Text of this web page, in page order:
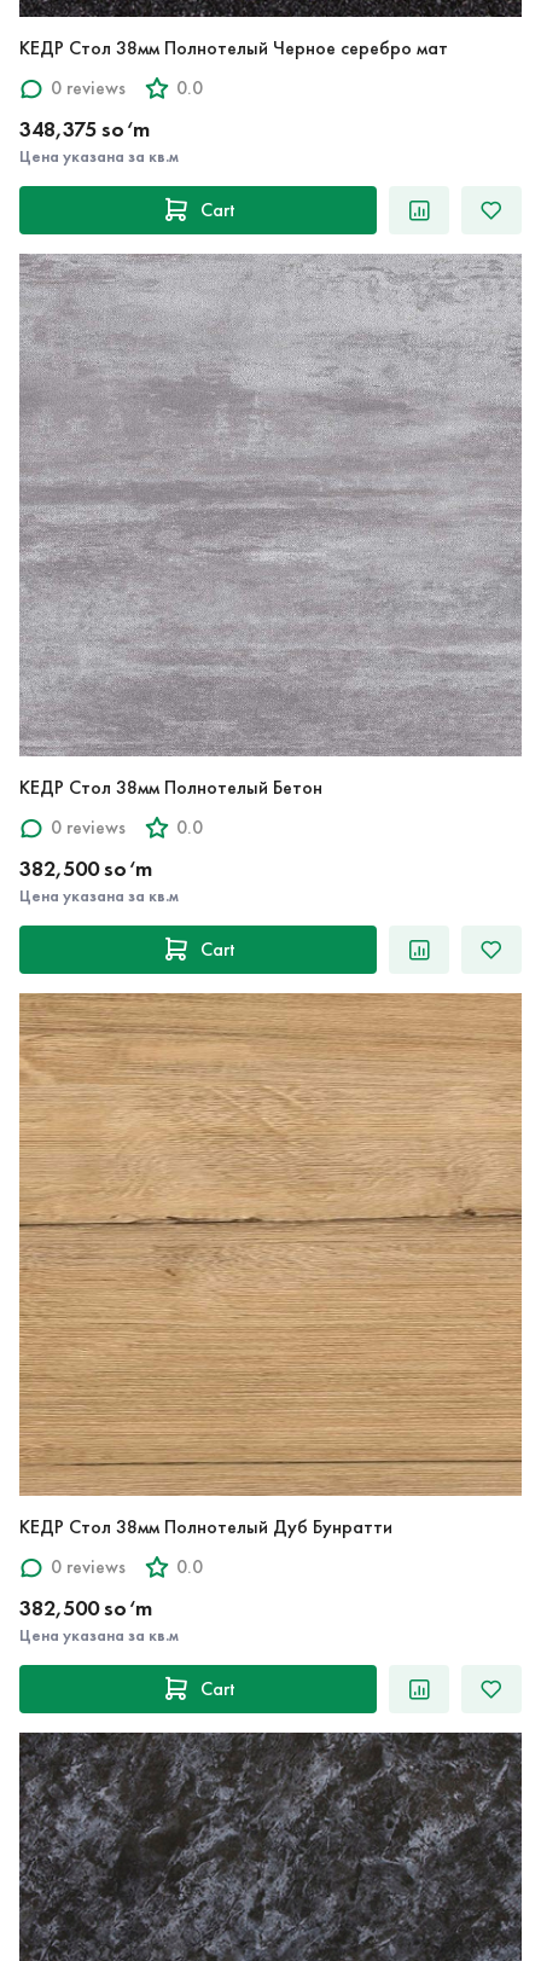
КЕДР Стол 38мм Полнотелый Черное серебро мат
0 reviews
0.0
348,375 so‘m
Цена указана за кв.м
Cart
КЕДР Стол 38мм Полнотелый Бетон
0 reviews
0.0
382,500 so‘m
Цена указана за кв.м
Cart
КЕДР Стол 38мм Полнотелый Дуб Бунратти
0 reviews
0.0
382,500 so‘m
Цена указана за кв.м
Cart